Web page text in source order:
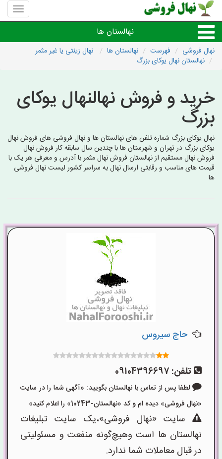
منوی
سایت
فروشی
نهالستان ها
نهال های مثمر،میوه
نهال های زینتی،غیرمثمر
نهالستان های شهرها
نهال فروشی فهرست نهالستان ها
نهال زینتی یا غیر مثمر
نهالستان نهال یوکای بزرگ
خرید و فروش نهالنهال یوکای
بزرگ
نهال یوکای بزرگ شماره تلفن های نهالستان ها و نهال فروشی های فروش نهال
یوکای بزرگ در تهران و شهرستان ها با چندین سال سابقه کار فروش نهال
فروش نهال مستقیم از نهالستان فروش نهال مثمر با آدرس و معرفی هر یک با
قیمت های مناسب و رقابتی ارسال نهال به سراسر کشور لیست نهال فروشی
ها
حاج سیروس
تلفن: 09104396697
لطفا پس از تماس با نهالستان بگویید: «آگهی شما را در سایت
«نهال فروشی» دیده ام و کد «نهالستان-10243» را اعلام کنید»
سایت «نهال فروشی»،یک سایت تبلیغات
نهالستان ها است وهیچ‌گونه منفعت و مسئولیتی
در قبال معاملات شما ندارد.